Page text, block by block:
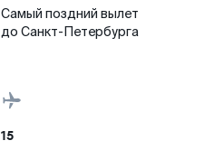
Самый поздний вылет
до Санкт-Петербурга
15